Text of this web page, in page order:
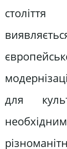
для